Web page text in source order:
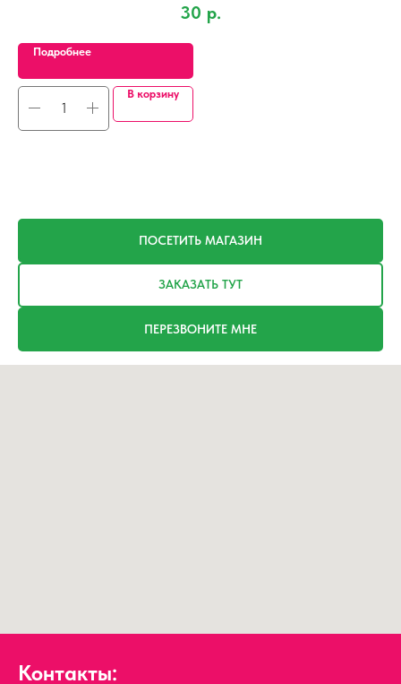
30 р.
Подробнее
В корзину
ПОСЕТИТЬ МАГАЗИН
ЗАКАЗАТЬ ТУТ
ПЕРЕЗВОНИТЕ МНЕ
Контакты: